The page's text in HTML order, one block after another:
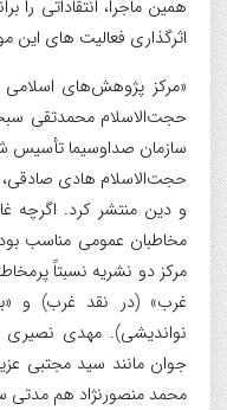
همین ماجرا، انتقاداتی را
اثرگذاری فعالیت های این
حجت‌الاسلام محمدتقی
سازمان صداوسیما تأسیس
حجت‌الاسلام هادی
و دین منتشر کرد. اگرچه
مخاطبان عمومی مناسب
مرکز دو نشریه نسبتاً
غرب» (در نقد غرب) و
نواندیشی). مهدی
جوان مانند سید مجتبی
محمد منصورنژاد هم مدتی